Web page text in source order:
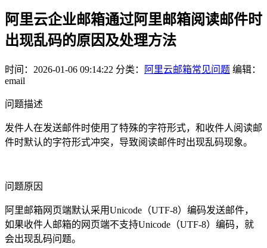
阿里云企业邮箱通过阿里邮箱阅读邮件时
出现乱码的原因及处理方法
时间：2026-01-06 09:14:22 分类： 阿里云邮箱常见问题 编辑：
email
问题描述
发件人在发送邮件时使用了特殊的字符形式，和收件人阅读邮
件时默认的字符形式冲突，导致阅读邮件时出现乱码现象。
问题原因
阿里邮箱网页端默认采用Unicode（UTF-8）编码发送邮件，
如果收件人邮箱的网页端不支持Unicode（UTF-8）编码，就
会出现乱码问题。